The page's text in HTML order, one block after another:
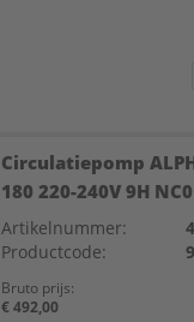
Circulatiepomp
180 220-240V 9H
Artikelnummer:
Productcode:
Bruto prijs:
€ 492,00